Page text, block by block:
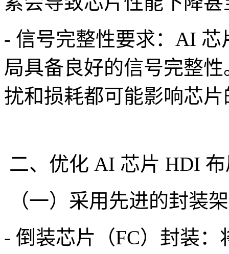
- 信号完整性要求：AI
局具备良好的信号完整
扰和损耗都可能影响芯
二、优化 AI 芯片 HDI
（一）采用先进的封装
- 倒装芯片（FC）封装